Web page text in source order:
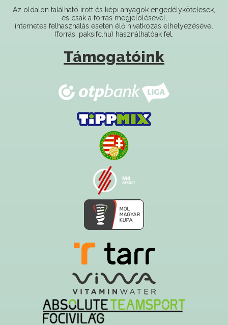
internetes felhasználás esetén élő hivatkozás elhelyezésével
(forrás: paksifc.hu) használhatóak fel.
Támogatóink
Ezt az oldalt a Hawk System készítette és üzemelteti!